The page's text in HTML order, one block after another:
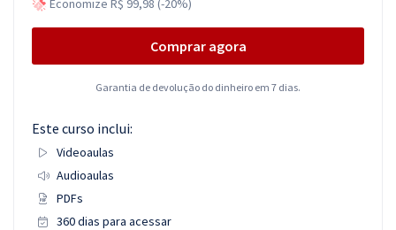
Economize R$ 99,98 (-20%)
Comprar agora
Garantia de devolução do dinheiro em 7 dias.
Este curso inclui:
Videoaulas
Audioaulas
PDFs
360 dias para acessar